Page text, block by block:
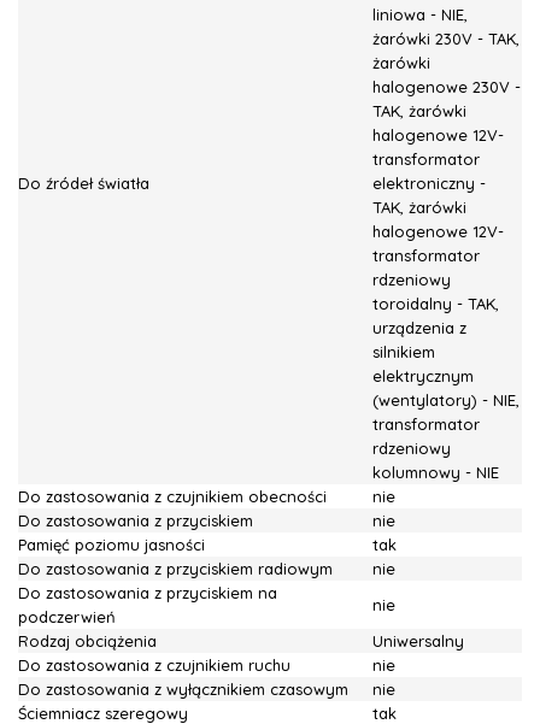
Do źródeł światła
liniowa - NIE,
żarówki 230V - TAK,
żarówki
halogenowe 230V -
TAK, żarówki
halogenowe 12V-
transformator
elektroniczny -
TAK, żarówki
halogenowe 12V-
transformator
rdzeniowy
toroidalny - TAK,
urządzenia z
silnikiem
elektrycznym
(wentylatory) - NIE,
transformator
rdzeniowy
kolumnowy - NIE
Do zastosowania z czujnikiem obecności
nie
Do zastosowania z przyciskiem
nie
Pamięć poziomu jasności
tak
Do zastosowania z przyciskiem radiowym
nie
Do zastosowania z przyciskiem na
podczerwień
nie
Rodzaj obciążenia
Uniwersalny
Do zastosowania z czujnikiem ruchu
nie
Do zastosowania z wyłącznikiem czasowym
nie
Ściemniacz szeregowy
tak